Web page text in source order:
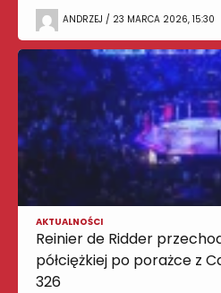
ANDRZEJ / 23 MARCA 2026, 15:30
AKTUALNOŚCI
Reinier de Ridder
półciężkiej po porażce z
326